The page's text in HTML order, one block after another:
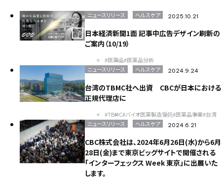
Battery
セミナー
カーボンニュートラル
電気
化学
環境配慮型のプラスチック
ISCC PLUS
健康経営優良法人認証取得
健康経営
食品開発展2023
オステオカルシンへ
CSR 世界遺産 イタリア
FAI
ヨーロッパ
EU 日本純良薬品株式会社 NJChem
水添技術
水素還元反応
農薬 子会社 bioplanet
バイオ医薬EXPO
CBC America
Solid-State Battery Summit
アプリ
健食原料OEM展2023
光 蒸着 医薬品分析 光学薄膜
薬
蒸着加工
川崎 試験室 サッカー 医薬品
スポーツ
スポーツビジネス
DX バッテリー
東京ビックサイト
China ASEAN
ニュースリリース ヘルスケア 2025.10.21
日本経済新聞1面 記事中広告デザイン刷新の
ご案内（10/19）
#医薬品#医薬品分析
ニュースリリース
ヘルスケア 2024.9.24
台湾のTBMC社へ出資 CBCが日本における
正規代理店に
#TBMC#バイオ医薬製造受託#医薬品事業#台湾
ニュースリリース
ヘルスケア 2024.6.21
CBC株式会社は、2024年6月26日(水)から6月
28日(金)まで東京ビッグサイトで開催される
「インターフェックス Week 東京」に出展いた
します。